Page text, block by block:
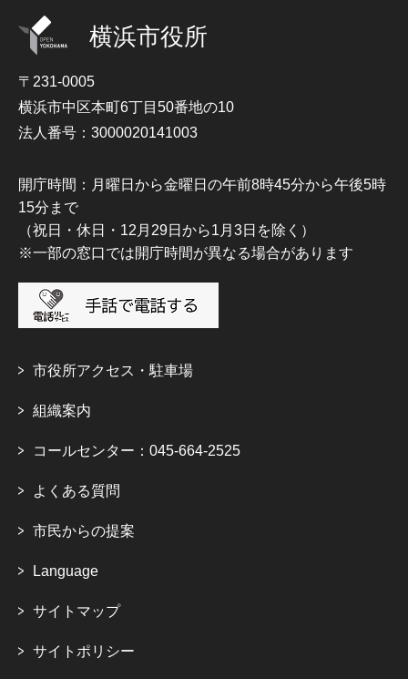
横浜市役所
〒231-0005
横浜市中区本町6丁目50番地の10
法人番号：3000020141003
開庁時間：月曜日から金曜日の午前8時45分から午後5時
15分まで
（祝日・休日・12月29日から1月3日を除く）
※一部の窓口では開庁時間が異なる場合があります
市役所アクセス・駐車場
組織案内
コールセンター：045-664-2525
よくある質問
市民からの提案
Language
サイトマップ
サイトポリシー